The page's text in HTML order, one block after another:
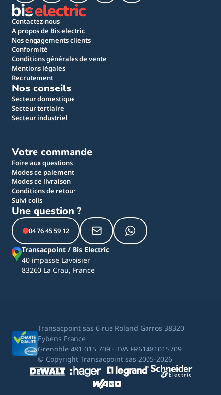
Contactez-nous
A propos de Bis electric
Nos engagements clients
Conformité
Conditions générales de vente
Mentions légales
Recrutement
Nos conseils
Secteur domestique
Secteur tertiaire
Secteur industriel
Votre commande
Foire aux questions
Modes de paiement
Modes de livraison
Conditions de retour
Suivi colis
Une question ?
04 76 45 59 12
Transacpoint / Bis Electric
40 impasse Lavoisier
83260 La Crau, France
Transacpoint sas 6 rue Roland Garros 38320
Eybens France
Grenoble 481 015 709 - TVA FR61481015709
© Copyright Transacpoint sas 2005-2026